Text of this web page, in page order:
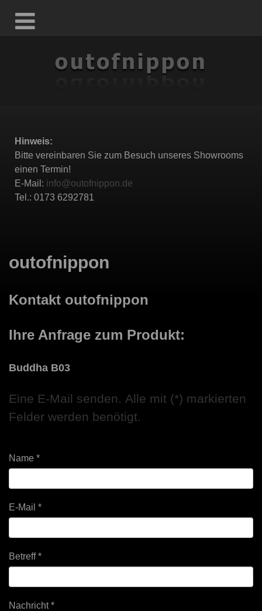
Hinweis:
Bitte vereinbaren Sie zum Besuch unseres Showrooms
einen Termin!
E-Mail: info@outofnippon.de
Tel.: 0173 6292781
outofnippon
Kontakt outofnippon
Ihre Anfrage zum Produkt:
Buddha B03
Eine E-Mail senden. Alle mit (*) markierten
Felder werden benötigt.
Name *
E-Mail *
Betreff*
Nachricht*